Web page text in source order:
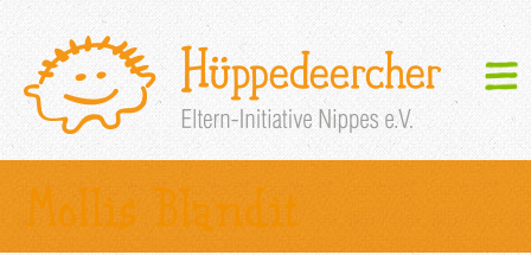
Mollis Blandit